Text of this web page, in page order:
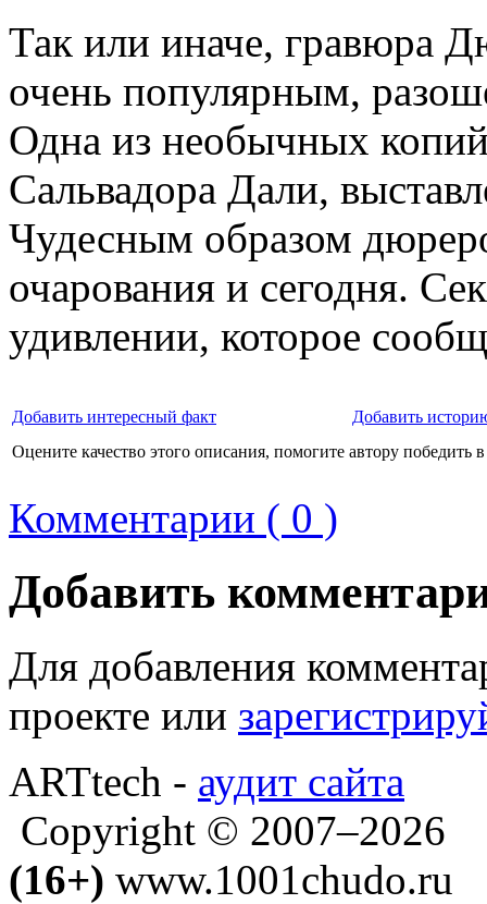
Так или иначе, гравюра
очень популярным,
Одна из необычных
Сальвадора Дали,
Чудесным образом
очарования и сегодня.
удивлении, которое
Добавить интересный факт
Добавить
Оцените качество этого описания, помогите автору победить
Комментарии ( 0 )
Добавить
Для добавления
проекте или
ARTtech - аудит сайта
Copyright © 2007–2026
(16+) www.1001chudo.ru